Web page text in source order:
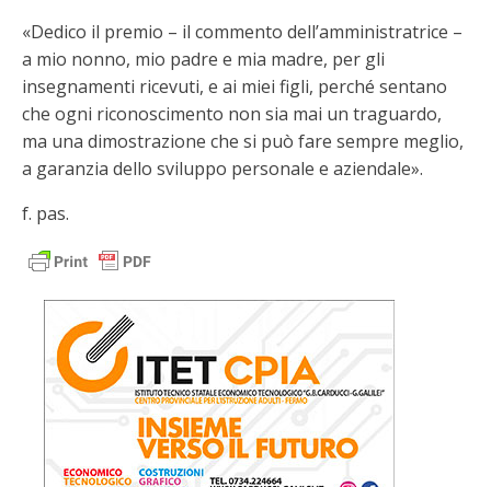
«Dedico il premio – il commento dell’amministratrice –
a mio nonno, mio padre e mia madre, per gli
insegnamenti ricevuti, e ai miei figli, perché sentano
che ogni riconoscimento non sia mai un traguardo,
ma una dimostrazione che si può fare sempre meglio,
a garanzia dello sviluppo personale e aziendale».
f. pas.